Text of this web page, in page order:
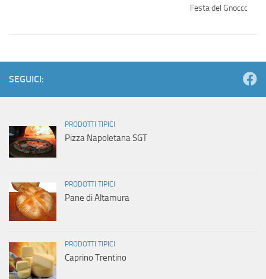
Festa del Gnocco
SEGUICI:
PRODOTTI TIPICI
Pizza Napoletana SGT
PRODOTTI TIPICI
Pane di Altamura
PRODOTTI TIPICI
Caprino Trentino